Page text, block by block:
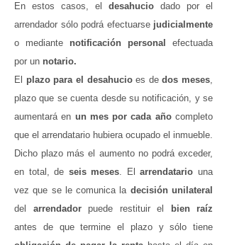
En estos casos, el
desahucio dado por el
arrendador sólo podrá efectuarse judicialmente
o mediante notificación personal efectuada
por un notario.
El plazo para el desahucioes dedos meses,
plazo que se cuenta desde su notificación, y se
aumentará en un mes por cada añocompleto
que el arrendatario hubiera ocupado el inmueble.
Dicho plazo más el aumento no podrá exceder,
en total, de seis meses. Elarrendatariouna
vez que se le comunica la decisión unilateral
del arrendador puede restituir el
bien raíz
antes de que termine el plazo y sólo tiene